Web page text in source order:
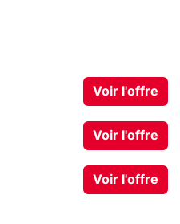
Voir l'offre
Voir l'offre
Voir l'offre